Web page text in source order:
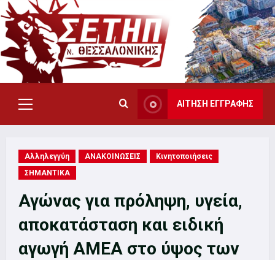
Skip
to
content
Primary
Menu
ΑΙΤΗΣΗ ΕΓΓΡΑΦΗΣ
Αλληλεγγύη ΑΝΑΚΟΙΝΩΣΕΙΣ
Κινητοποιήσεις
ΣΗΜΑΝΤΙΚΑ
Αγώνας για πρόληψη, υγεία,
αποκατάσταση και ειδική
αγωγή ΑΜΕΑ στο ύψος των